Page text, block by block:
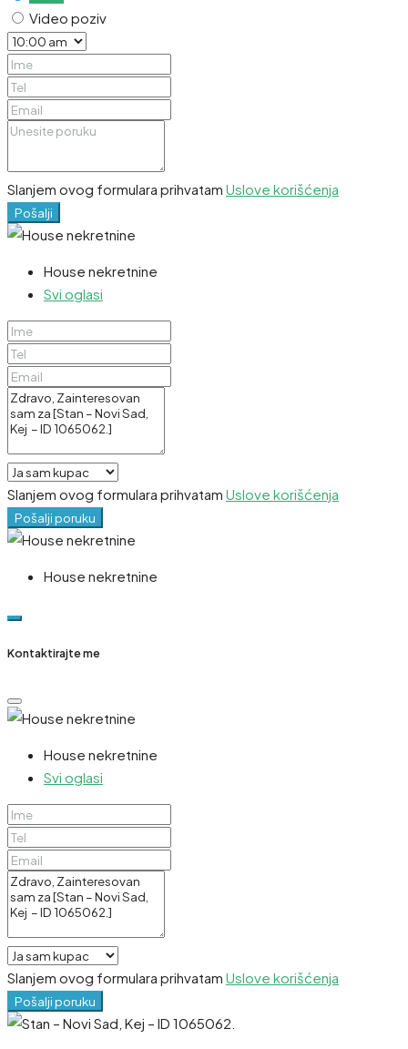
Video poziv
Slanjem ovog formulara prihvatam Uslove korišćenja
Pošalji
House nekretnine
Svi oglasi
Slanjem ovog formulara prihvatam Uslove korišćenja
Pošalji poruku
House nekretnine
Kontaktirajte me
House nekretnine
Svi oglasi
Slanjem ovog formulara prihvatam Uslove korišćenja
Pošalji poruku